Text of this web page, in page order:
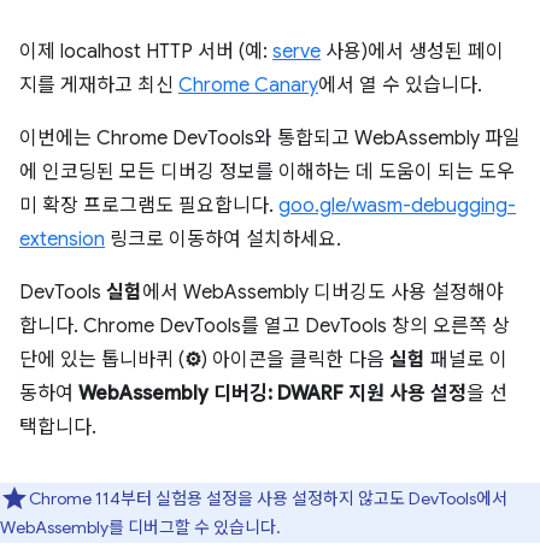
이제 localhost HTTP 서버 (예: serve 사용)에서 생성된 페이
지를 게재하고 최신 Chrome Canary에서 열 수 있습니다.
이번에는 Chrome DevTools와 통합되고 WebAssembly 파일
에 인코딩된 모든 디버깅 정보를 이해하는 데 도움이 되는 도우
미 확장 프로그램도 필요합니다. goo.gle/wasm-debugging-
extension 링크로 이동하여 설치하세요.
DevTools 실험 에서 WebAssembly 디버깅도 사용 설정해야
합니다. Chrome DevTools를 열고 DevTools 창의 오른쪽 상
단에 있는 톱니바퀴 (⚙) 아이콘을 클릭한 다음 실험 패널로 이
동하여 WebAssembly 디버깅: DWARF 지원 사용 설정을 선
택합니다.
Chrome 114부터 실험용 설정을 사용 설정하지 않고도 DevTools에서
WebAssembly를 디버그할 수 있습니다.